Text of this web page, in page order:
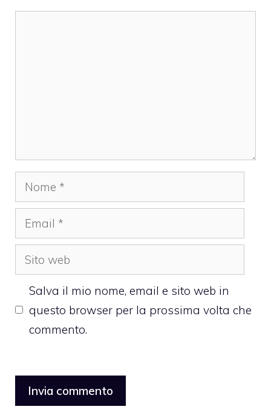
Nome
Email
Sito
web
Salva il mio nome, email e sito web in
questo browser per la prossima volta che
commento.